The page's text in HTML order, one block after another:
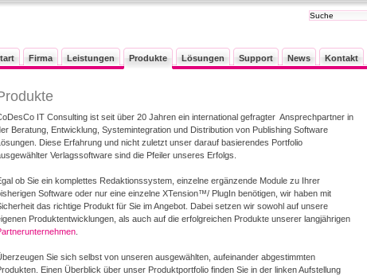
Firma Leistungen Produkte Lösungen Support News Kontakt
IT Consulting ist seit über 20 Jahren ein international gefragter Ansprechpartner in
Beratung, Entwicklung, Systemintegration und Distribution von Publishing Software
Diese Erfahrung und nicht zuletzt unser darauf basierendes Portfolio
Verlagssoftware sind die Pfeiler unseres Erfolgs.
ob Sie ein komplettes Redaktionssystem, einzelne ergänzende Module zu Ihrer
Software oder nur eine einzelne XTension™/ PlugIn benötigen, wir haben mit
das richtige Produkt für Sie im Angebot. Dabei setzen wir sowohl auf unsere
Produktentwicklungen, als auch auf die erfolgreichen Produkte unserer langjährigen
Sie sich selbst von unseren ausgewählten, aufeinander abgestimmten
Einen Überblick über unser Produktportfolio finden Sie in der linken Aufstellung